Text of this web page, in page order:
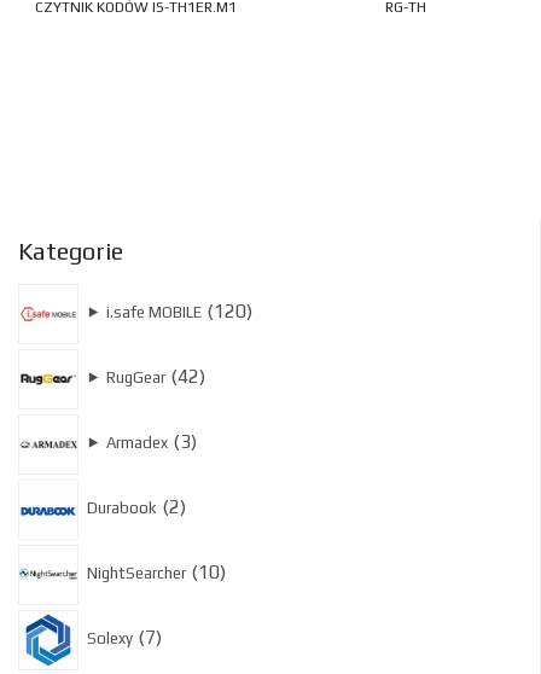
CZYTNIK KODÓW IS-TH1ER.M1 RG-TH
Kategorie
⯈ i.safe MOBILE 120
⯈ RugGear 42
⯈ Armadex 3
Durabook 2
NightSearcher 10
Solexy 7